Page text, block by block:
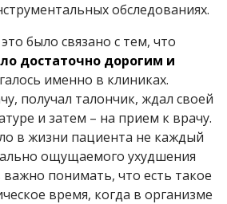
обследованиях.
было связано с тем, что
достаточно дорогим и
именно в клиниках.
получал талончик, ждал своей
и затем – на прием к врачу.
в жизни пациента не каждый
ощущаемого ухудшения
важно понимать, что есть такое
время, когда в организме